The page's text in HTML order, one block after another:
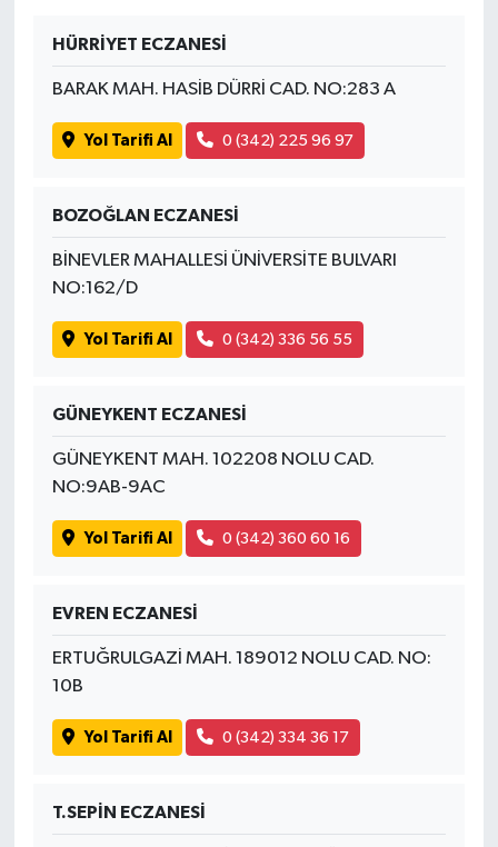
HÜRRİYET ECZANESİ
BARAK MAH. HASİB DÜRRİ CAD. NO:283 A
Yol Tarifi Al 0 (342) 225 96 97
BOZOĞLAN ECZANESİ
BİNEVLER MAHALLESİ ÜNİVERSİTE BULVARI
NO:162/D
Yol Tarifi Al 0 (342) 336 56 55
GÜNEYKENT ECZANESİ
GÜNEYKENT MAH. 102208 NOLU CAD.
NO:9AB-9AC
Yol Tarifi Al 0 (342) 360 60 16
EVREN ECZANESİ
ERTUĞRULGAZİ MAH. 189012 NOLU CAD. NO:
10B
Yol Tarifi Al 0 (342) 334 36 17
T.SEPİN ECZANESİ